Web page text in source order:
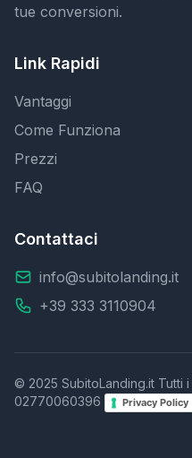
tue conversioni.
Link Rapidi
Vantaggi
Come Funziona
Prezzi
FAQ
Contattaci
info@subitolanding.it
+39 333 3110904
© 2025 SubitoLanding.it Tutti i
02770060396
Privacy Policy